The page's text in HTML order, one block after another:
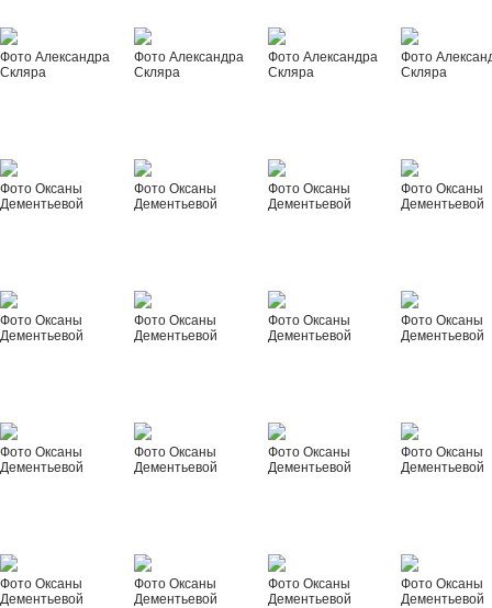
Фото Александра
Скляра
Фото Александра
Скляра
Фото Александра
Скляра
Фото
Скляра
Фото Оксаны
Дементьевой
Фото Оксаны
Дементьевой
Фото Оксаны
Дементьевой
Фото Оксаны
Дементьевой
Фото Оксаны
Дементьевой
Фото Оксаны
Дементьевой
Фото Оксаны
Дементьевой
Фото Оксаны
Дементьевой
Фото Оксаны
Дементьевой
Фото Оксаны
Дементьевой
Фото Оксаны
Дементьевой
Фото Оксаны
Дементьевой
Фото Оксаны
Дементьевой
Фото Оксаны
Дементьевой
Фото Оксаны
Дементьевой
Фото Оксаны
Дементьевой